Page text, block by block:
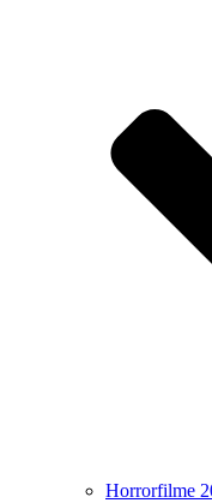
Horrorfilme